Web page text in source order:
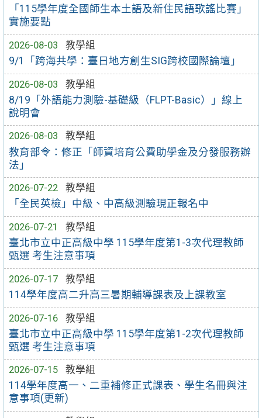
「115學年度全國師生本土語及新住民語歌謠比賽」
實施要點
2026-08-03
教學組
9/1「跨海共學：臺日地方創生SIG跨校國際論壇」
2026-08-03
教學組
8/19「外語能力測驗-基礎級（FLPT-Basic）」線上
說明會
2026-08-03
教學組
教育部令：修正「師資培育公費助學金及分發服務辦
法」
2026-07-22
教學組
「全民英檢」中級、中高級測驗現正報名中
2026-07-21
教學組
臺北市立中正高級中學 115學年度第1-3次代理教師
甄選 考生注意事項
2026-07-17
教學組
114學年度高二升高三暑期輔導課表及上課教室
2026-07-16
教學組
臺北市立中正高級中學 115學年度第1-2次代理教師
甄選 考生注意事項
2026-07-15
教學組
114學年度高一、二重補修正式課表、學生名冊與注
意事項(更新)